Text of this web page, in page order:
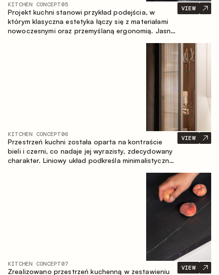
KITCHEN CONCEPT05
Projekt kuchni stanowi przykład podejścia, w
którym klasyczna estetyka łączy się z materiałami
nowoczesnymi oraz przemyślaną ergonomią. Jasna
VIEW
KITCHEN CONCEPT06
Przestrzeń kuchni została oparta na kontraście
bieli i czerni, co nadaje jej wyrazisty, zdecydowany
charakter. Liniowy układ podkreśla minimalistyczny i
VIEW
KITCHEN CONCEPT07
Zrealizowano przestrzeń kuchenną w zestawieniu
VIEW